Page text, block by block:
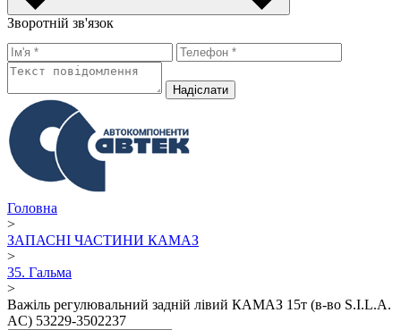
Зворотній зв'язок
Надiслати
Головна
>
ЗАПАСНІ ЧАСТИНИ КАМАЗ
>
35. Гальма
>
Важіль регулювальний задній лівий КАМАЗ 15т (в-во S.I.L.A.
AC) 53229-3502237